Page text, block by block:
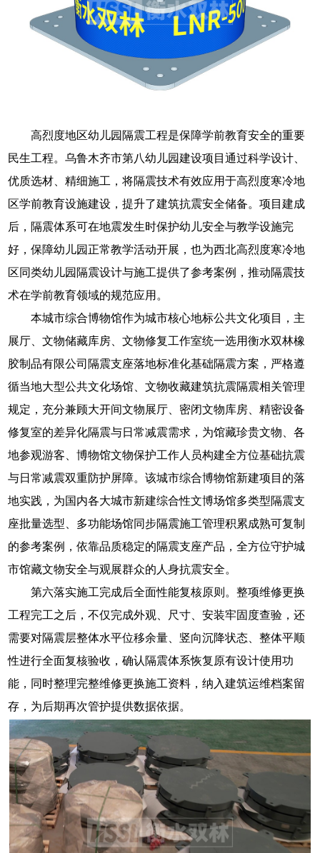
高烈度地区幼儿园隔震工程是保障学前教育安全的重要
民生工程。乌鲁木齐市第八幼儿园建设项目通过科学设计、
优质选材、精细施工，将隔震技术有效应用于高烈度寒冷地
区学前教育设施建设，提升了建筑抗震安全储备。项目建成
后，隔震体系可在地震发生时保护幼儿安全与教学设施完
好，保障幼儿园正常教学活动开展，也为西北高烈度寒冷地
区同类幼儿园隔震设计与施工提供了参考案例，推动隔震技
术在学前教育领域的规范应用。
本城市综合博物馆作为城市核心地标公共文化项目，主
展厅、文物储藏库房、文物修复工作室统一选用衡水双林橡
胶制品有限公司隔震支座落地标准化基础隔震方案，严格遵
循当地大型公共文化场馆、文物收藏建筑抗震隔震相关管理
规定，充分兼顾大开间文物展厅、密闭文物库房、精密设备
修复室的差异化隔震与日常减震需求，为馆藏珍贵文物、各
地参观游客、博物馆文物保护工作人员构建全方位基础抗震
与日常减震双重防护屏障。该城市综合博物馆新建项目的落
地实践，为国内各大城市新建综合性文博场馆多类型隔震支
座批量选型、多功能场馆同步隔震施工管理积累成熟可复制
的参考案例，依靠品质稳定的隔震支座产品，全方位守护城
市馆藏文物安全与观展群众的人身抗震安全。
第六落实施工完成后全面性能复核原则。整项维修更换
工程完工之后，不仅完成外观、尺寸、安装牢固度查验，还
需要对隔震层整体水平位移余量、竖向沉降状态、整体平顺
性进行全面复核验收，确认隔震体系恢复原有设计使用功
能，同时整理完整维修更换施工资料，纳入建筑运维档案留
存，为后期再次管护提供数据依据。